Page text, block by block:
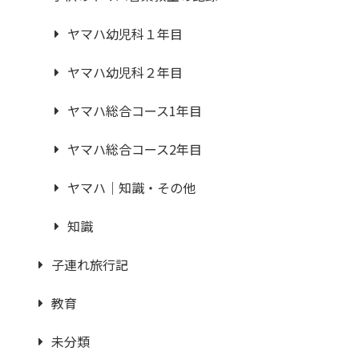
ヤマハ幼児科１年目
ヤマハ幼児科２年目
ヤマハ総合コース1年目
ヤマハ総合コース2年目
ヤマハ｜知識・その他
知識
子連れ旅行記
教育
未分類